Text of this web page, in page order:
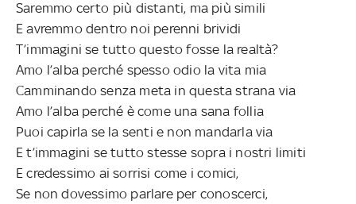
Saremmo certo più distanti, ma più simili
E avremmo dentro noi perenni brividi
T’immagini se tutto questo fosse la realtà?
Amo l’alba perché spesso odio la vita mia
Camminando senza meta in questa strana via
Amo l’alba perché è come una sana follia
Puoi capirla se la senti e non mandarla via
E t’immagini se tutto stesse sopra i nostri limiti
E credessimo ai sorrisi come i comici,
Se non dovessimo parlare per conoscerci,